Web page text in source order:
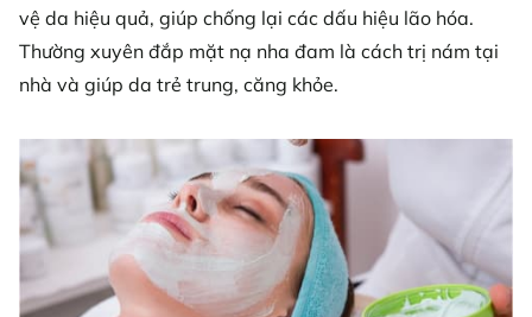
vệ da hiệu quả, giúp chống lại các dấu hiệu lão hóa.
Thường xuyên đắp mặt nạ nha đam là cách trị nám tại
nhà và giúp da trẻ trung, căng khỏe.